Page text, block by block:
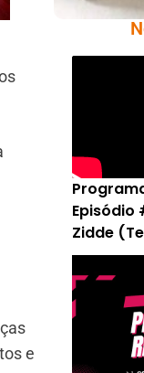
e
Episódio
Zidde